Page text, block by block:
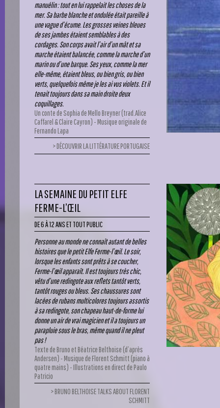
manuélin : tout en lui rappelait les choses de la
mer. Sa barbe blanche et ondulée était pareille à
une vague d’écume. Les grosses veines bleues
de ses jambes étaient semblables à des
cordages. Son corps avait l’air d’un mât et sa
marche étaient balancée, comme la marche d’un
marin ou d’une barque. Ses yeux, comme la mer
elle-même, étaient bleus, ou bien gris, ou bien
verts, quelquefois même je les ai vus violets. Et il
tenait toujours dans sa main droite deux
coquillages.
Un conte de Sophia de Mello Breyner (trad.Alice
Caffarel & Claire Cayron) - Musique originale de
Fernando Lapa
DÉCOUVRIR LA LITTÉRATURE PORTUGAISE
LA SEMAINE DU PETIT ELFE
FERME-L’ŒIL
DE 6 À 12 ANS ET TOUT PUBLIC
Personne au monde ne connaît autant de belles
histoires que le petit Elfe Ferme-l’œil. Le soir,
lorsque les enfants sont prêts à se coucher,
Ferme-l’œil apparaît. Il est toujours très chic,
vêtu d’une redingote aux reflets tantôt verts,
tantôt rouges ou bleus. Ses chaussures sont
lacées de rubans multicolores toujours assortis
à sa redingote, son chapeau haut-de-forme lui
donne un air de vrai magicien et il a toujours un
parapluie sous le bras, même quand il ne pleut
pas !
Texte de Bruno et Béatrice Belthoise (d’après
Andersen) - Musique de Florent Schmitt (piano à
quatre mains) - Illustrations en direct de Paulo
Patricio
BRUNO BELTHOISE TALKS ABOUT FLORENT
SCHMITT